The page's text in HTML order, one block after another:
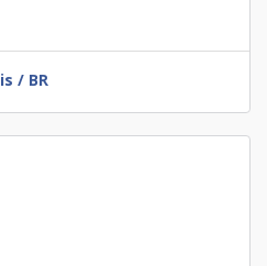
Florianópolis / BR